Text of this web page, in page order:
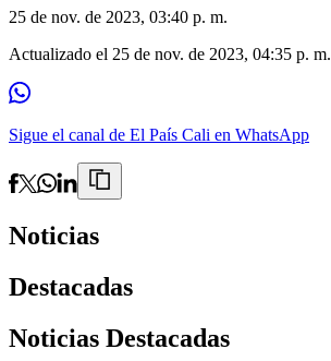
25 de nov. de 2023, 03:40 p. m.
Actualizado el 25 de nov. de 2023, 04:35 p. m.
Sigue el canal de El País Cali en WhatsApp
Noticias
Destacadas
Noticias Destacadas